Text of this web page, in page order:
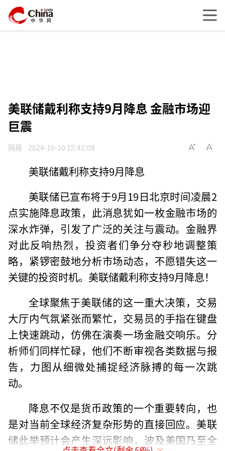
美联储戴利称支持9月降息 金融市场迎
巨震
网易 2024-10-10 15:42:08
美联储戴利称支持9月降息
美联储已宣布将于9月19日北京时间凌晨2
点实施降息政策，此消息犹如一枚金融市场的
深水炸弹，引发了广泛的关注与震动。金融界
对此反响热烈，投资者们争分夺秒地调整策
略，紧锣密鼓地分析市场动态，不愿错失这一
关键的投资时机。美联储戴利称支持9月降息！
全球聚焦于美联储的这一重大决策，交易
大厅内气氛紧张而繁忙，交易员的手指在键盘
上快速跳动，仿佛在演奏一场金融交响乐。分
析师们同样忙碌，他们不断审视各类数据与报
告，力图从细微处捕捉经济脉搏的每一次跳
动。
降息不仅是货币政策的一个重要转向，也
是对当前全球经济复杂形势的直接回应。美联
储此举预计会产生深远影响，波及美国乃至全